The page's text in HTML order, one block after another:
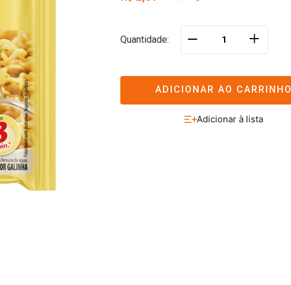
Quantidade ＋
ADICIONAR AO CARRINHO